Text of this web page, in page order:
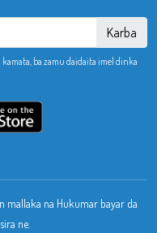
Karba
ba zamu daidaita imel dinka
mallaka na Hukumar bayar da
ne.